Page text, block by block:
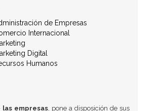
de Empresas
Internacional
Digital
Humanos
empresas, pone a disposición de sus